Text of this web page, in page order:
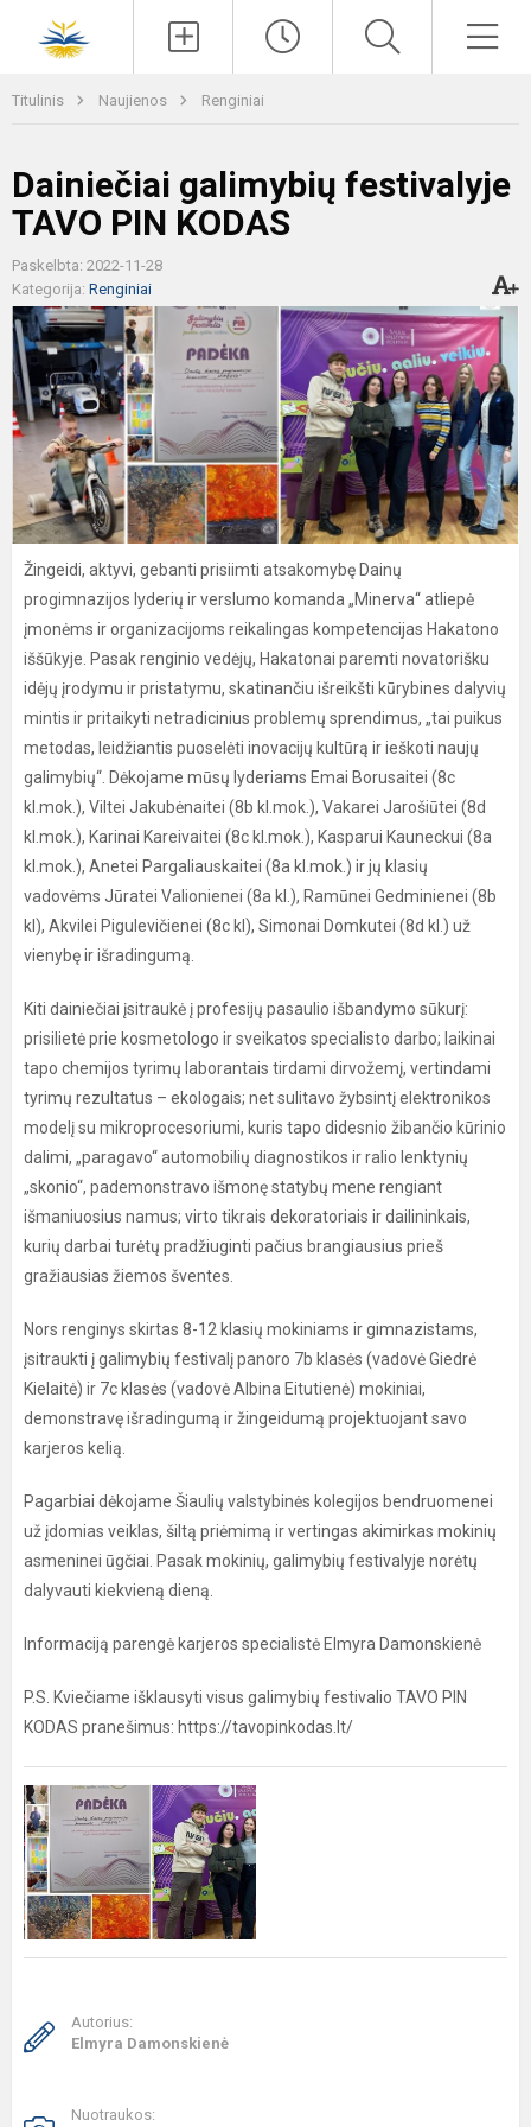
Titulinis Naujienos Renginiai
Dainiečiai galimybių festivalyje
TAVO PIN KODAS
Paskelbta: 2022-11-28
Kategorija: Renginiai
Žingeidi, aktyvi, gebanti prisiimti atsakomybę Dainų
progimnazijos lyderių ir verslumo komanda „Minerva“ atliepė
įmonėms ir organizacijoms reikalingas kompetencijas Hakatono
iššūkyje. Pasak renginio vedėjų, Hakatonai paremti novatorišku
idėjų įrodymu ir pristatymu, skatinančiu išreikšti kūrybines dalyvių
mintis ir pritaikyti netradicinius problemų sprendimus, „tai puikus
metodas, leidžiantis puoselėti inovacijų kultūrą ir ieškoti naujų
galimybių“. Dėkojame mūsų lyderiams Emai Borusaitei (8c
kl.mok.), Viltei Jakubėnaitei (8b kl.mok.), Vakarei Jarošiūtei (8d
kl.mok.), Karinai Kareivaitei (8c kl.mok.), Kasparui Kauneckui (8a
kl.mok.), Anetei Pargaliauskaitei (8a kl.mok.) ir jų klasių
vadovėms Jūratei Valionienei (8a kl.), Ramūnei Gedminienei (8b
kl), Akvilei Pigulevičienei (8c kl), Simonai Domkutei (8d kl.) už
vienybę ir išradingumą.
Kiti dainiečiai įsitraukė į profesijų pasaulio išbandymo sūkurį:
prisilietė prie kosmetologo ir sveikatos specialisto darbo; laikinai
tapo chemijos tyrimų laborantais tirdami dirvožemį, vertindami
tyrimų rezultatus – ekologais; net sulitavo žybsintį elektronikos
modelį su mikroprocesoriumi, kuris tapo didesnio žibančio kūrinio
dalimi, „paragavo“ automobilių diagnostikos ir ralio lenktynių
„skonio“, pademonstravo išmonę statybų mene rengiant
išmaniuosius namus; virto tikrais dekoratoriais ir dailininkais,
kurių darbai turėtų pradžiuginti pačius brangiausius prieš
gražiausias žiemos šventes.
Nors renginys skirtas 8-12 klasių mokiniams ir gimnazistams,
įsitraukti į galimybių festivalį panoro 7b klasės (vadovė Giedrė
Kielaitė) ir 7c klasės (vadovė Albina Eitutienė) mokiniai,
demonstravę išradingumą ir žingeidumą projektuojant savo
karjeros kelią.
Pagarbiai dėkojame Šiaulių valstybinės kolegijos bendruomenei
už įdomias veiklas, šiltą priėmimą ir vertingas akimirkas mokinių
asmeninei ūgčiai. Pasak mokinių, galimybių festivalyje norėtų
dalyvauti kiekvieną dieną.
Informaciją parengė karjeros specialistė Elmyra Damonskienė
P.S. Kviečiame išklausyti visus galimybių festivalio TAVO PIN
KODAS pranešimus: https://tavopinkodas.lt/
Autorius:
Elmyra Damonskienė
Nuotraukos: